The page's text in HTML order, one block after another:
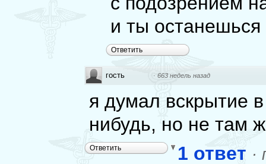
и ты останешься
Ответить
гость · 663 недель назад
я думал вскрытие
нибудь, но не там
Ответить 1 ответ ·